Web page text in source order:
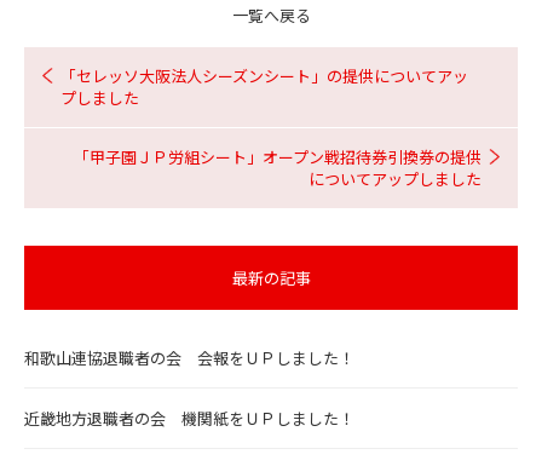
一覧へ戻る
「セレッソ大阪法人シーズンシート」の提供についてアッ
プしました
「甲子園ＪＰ労組シート」オープン戦招待券引換券の提供
についてアップしました
最新の記事
和歌山連協退職者の会 会報をＵＰしました！
近畿地方退職者の会 機関紙をＵＰしました！